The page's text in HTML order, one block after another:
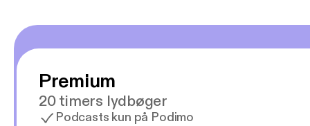
Premium
20 timers lydbøger
Podcasts kun på Podimo